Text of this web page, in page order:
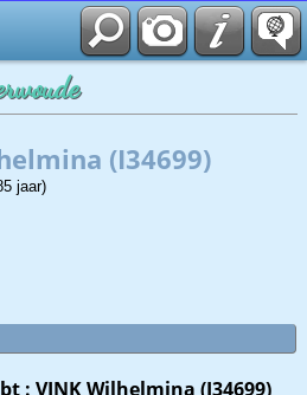
(I34699)
jaar)
: VINK Wilhelmina (I34699)